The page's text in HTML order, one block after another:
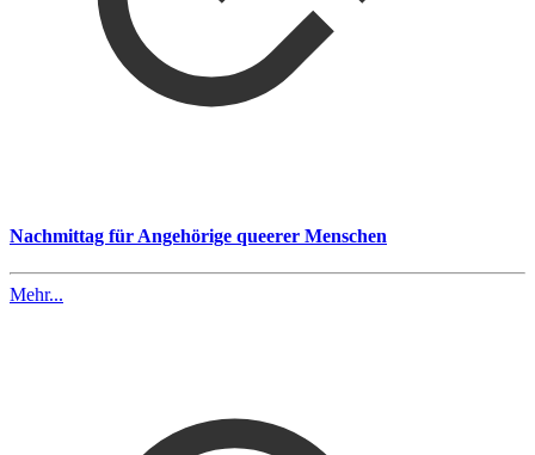
Nachmittag für Angehörige queerer Menschen
Mehr...